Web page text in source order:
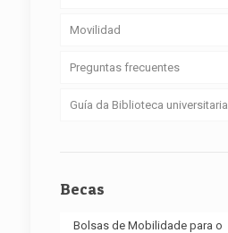
Movilidad
Preguntas frecuentes
Guía da Biblioteca universitaria
Becas
Bolsas de Mobilidade para o